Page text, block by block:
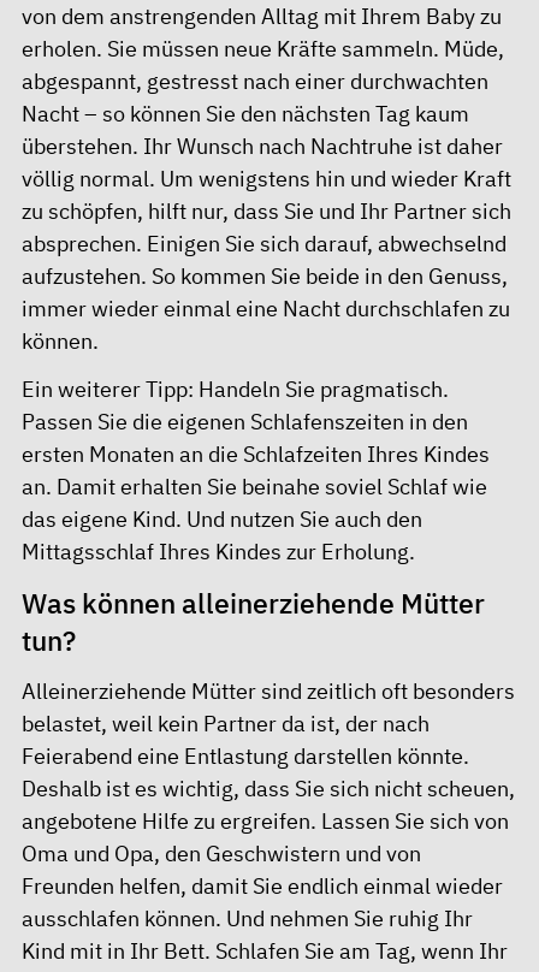
von dem anstrengenden Alltag mit Ihrem Baby zu
erholen. Sie müssen neue Kräfte sammeln. Müde,
abgespannt, gestresst nach einer durchwachten
Nacht – so können Sie den nächsten Tag kaum
überstehen. Ihr Wunsch nach Nachtruhe ist daher
völlig normal. Um wenigstens hin und wieder Kraft
zu schöpfen, hilft nur, dass Sie und Ihr Partner sich
absprechen. Einigen Sie sich darauf, abwechselnd
aufzustehen. So kommen Sie beide in den Genuss,
immer wieder einmal eine Nacht durchschlafen zu
können.
Ein weiterer Tipp: Handeln Sie pragmatisch.
Passen Sie die eigenen Schlafenszeiten in den
ersten Monaten an die Schlafzeiten Ihres Kindes
an. Damit erhalten Sie beinahe soviel Schlaf wie
das eigene Kind. Und nutzen Sie auch den
Mittagsschlaf Ihres Kindes zur Erholung.
Was können alleinerziehende Mütter
tun?
Alleinerziehende Mütter sind zeitlich oft besonders
belastet, weil kein Partner da ist, der nach
Feierabend eine Entlastung darstellen könnte.
Deshalb ist es wichtig, dass Sie sich nicht scheuen,
angebotene Hilfe zu ergreifen. Lassen Sie sich von
Oma und Opa, den Geschwistern und von
Freunden helfen, damit Sie endlich einmal wieder
ausschlafen können. Und nehmen Sie ruhig Ihr
Kind mit in Ihr Bett. Schlafen Sie am Tag, wenn Ihr